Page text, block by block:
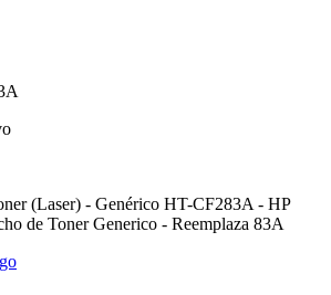
(Laser) - Genérico HT-CF283A - HP
de Toner Generico - Reemplaza 83A